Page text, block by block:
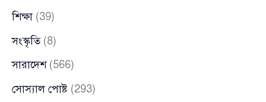
শিক্ষা (39)
সংস্কৃতি(8)
সারাদেশ(566)
সোস্যাল পোষ্ট (293)